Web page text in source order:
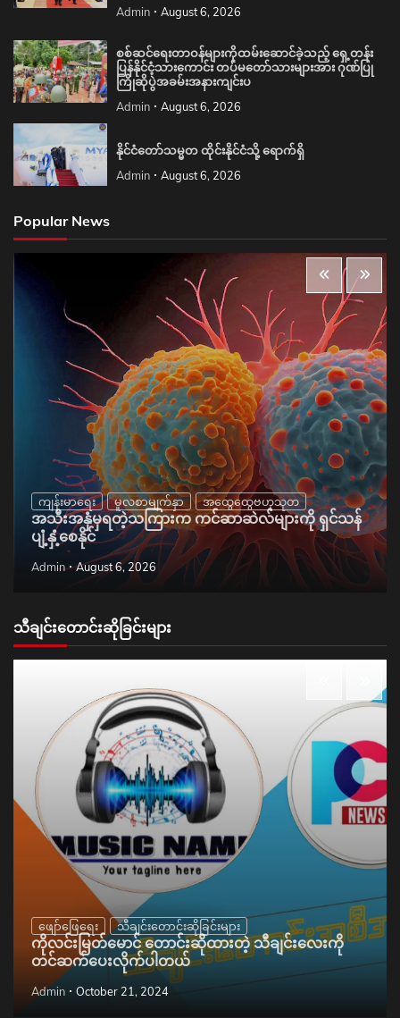
Admin August 6, 2026
စစ်ဆင်ရေးတာဝန်များကိုထမ်းဆောင်ခဲ့သည့် ရှေ့တန်း
ပြန်နိုင်ငံ့သားကောင်း တပ်မတော်သားများအား ဂုဏ်ပြု
ကြိုဆိုပွဲအခမ်းအနားကျင်းပ
Admin August 6, 2026
နိုင်ငံတော်သမ္မတ ထိုင်းနိုင်ငံသို့ ရောက်ရှိ
Admin August 6, 2026
Popular News
ကျန်းမာရေး မူလစာမျက်နှာ အထွေထွေဗဟုသုတ
အသီးအနှံမှရတဲ့သကြားက ကင်ဆာဆဲလ်များကို ရှင်သန်
ပျံ့နှံ့စေနိုင်
Admin August 6, 2026
သီချင်းတောင်းဆိုခြင်းများ
ဖျော်ဖြေရေး သီချင်းတောင်းဆိုခြင်းများ
ကိုလင်းမြတ်မောင် တောင်းဆိုထားတဲ့ သီချင်းလေးကို
တင်ဆက်ပေးလိုက်ပါတယ်
Admin October 21, 2024